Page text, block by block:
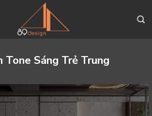
Tone Sáng Trẻ Trung